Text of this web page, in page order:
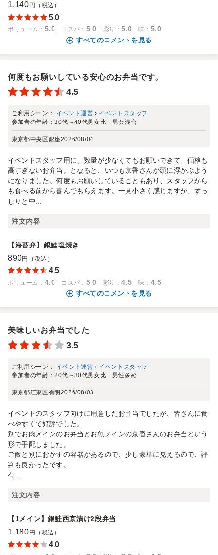
1,140 円（税込）
5.0
ボリューム ： 5.0 コスパ ： 5.0 彩り ：5.0 味 ： 5.0
すべてのコメントを見る
何度もお願いしている安心のお弁当です。
4.5
ご利用シーン： イベント運営 › イベントスタッフ
参加者の年齢：30代～40代男女比： 男女混合
東京都中央区銀座2026/08/04
イベントスタッフ用に、数量が少なくてもお願いできて、価格も
高すぎないお弁当。となると、いつも京香さんが頭に浮かぶよう
になりました。何度もお願いしていることもあり、スタッフから
も食べる前から喜んでもらえます。一見小さく感じますが、ずっ
しりと中...
注文内容
【海苔弁】銀鮭塩焼き
890円（税込）
4.5
ボリューム ： 4.0 コスパ ： 5.0 彩り ：4.5 味 ： 4.5
すべてのコメントを見る
美味しいお弁当でした
3.5
ご利用シーン： イベント運営 › イベントスタッフ
参加者の年齢：20代～30代男女比： 男性多め
東京都江東区有明 2026/08/03
イベントのスタッフ向けに用意したお弁当でしたが、皆さんに食
べやすくて好評でした。
別でお肉メインのお弁当とお魚メインの京香さんのお弁当という
形で手配しました。
ご飯と別におかずの容器があるので、少し豪華に見えるので、評
判も良かったです。
有...
注文内容
【1メイン】銀鮭西京漬け2段弁当
1,180 円（税込）
4.0